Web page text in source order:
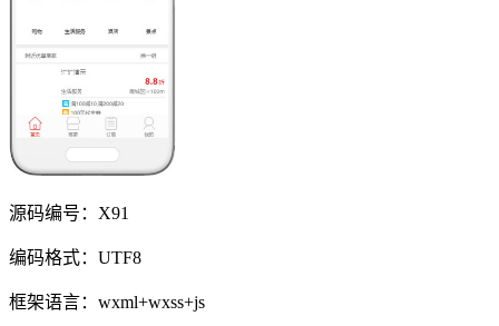
源码编号：X91
编码格式：UTF8
框架语言：wxml+wxss+js